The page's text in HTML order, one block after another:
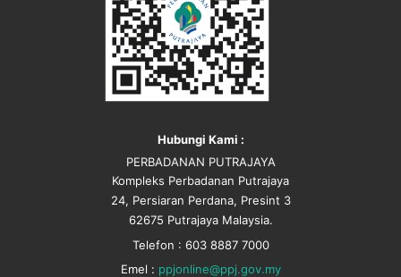
Hubungi Kami :
PERBADANAN PUTRAJAYA
Kompleks Perbadanan Putrajaya
24, Persiaran Perdana, Presint 3
62675 Putrajaya Malaysia.
Telefon : 603 8887 7000
Emel : ppjonline@ppj.gov.my